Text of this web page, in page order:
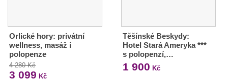
Orlické hory: privátní
wellness, masáž i
polopenze
4 280 Kč
3 099 Kč
Těšínské Beskydy:
Hotel Stará Ameryka ***
s polopenzí,…
1 900 Kč